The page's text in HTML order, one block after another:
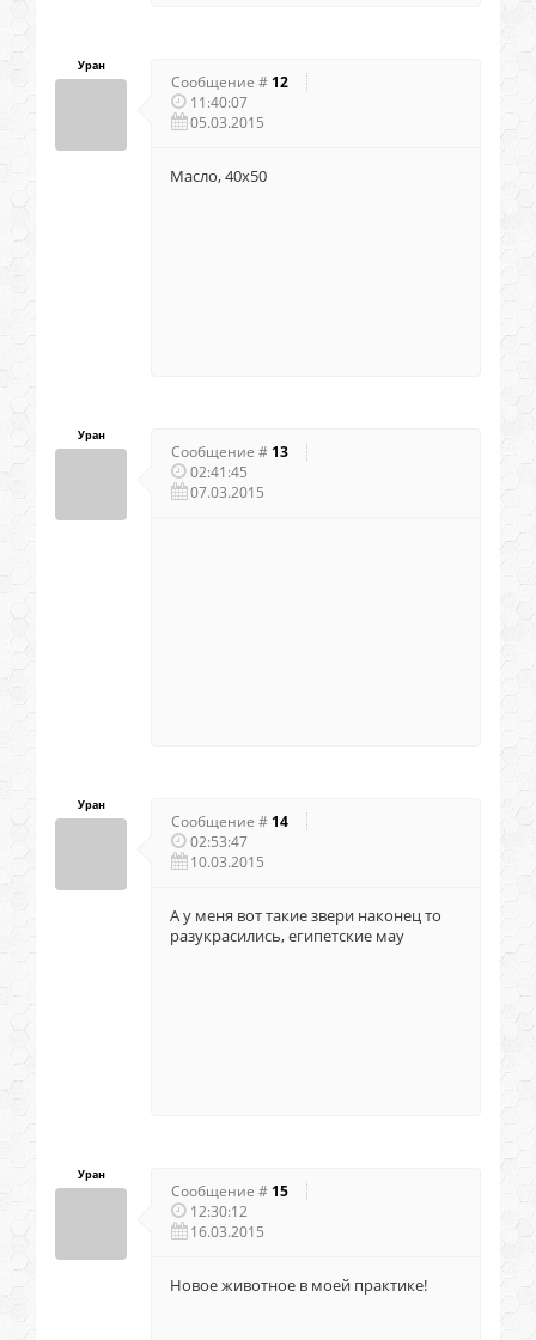
Уран
Сообщение # 12
11:40:07
05.03.2015
Масло, 40х50
Уран
Сообщение # 13
02:41:45
07.03.2015
Уран
Сообщение # 14
02:53:47
10.03.2015
А у меня вот такие звери наконец то
разукрасились, египетские мау
Уран
Сообщение # 15
12:30:12
16.03.2015
Новое животное в моей практике!